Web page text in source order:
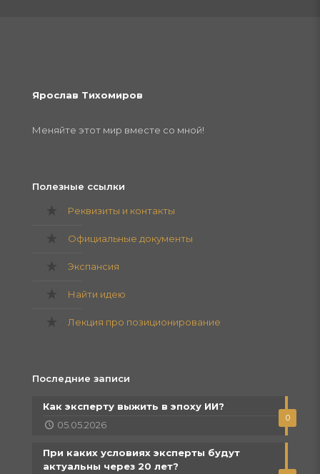
Ярослав Тихомиров
Меняйте этот мир вместе со мной!
Полезные ссылки
Реквизиты и контакты
Официальные документы
Экспансия
Найти идею
Лекция про позиционирование
Последние записи
0
Как эксперту выжить в эпоху ИИ?
05.05.2026
При каких условиях эксперты будут
актуальны через 20 лет?